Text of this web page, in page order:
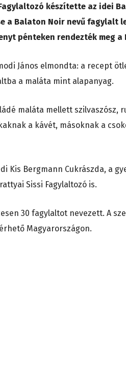
készítette az idei
a Balaton Noir nevű fagylalt
pénteken rendezték meg
János elmondta: a recept
a maláta mint alapanyag.
maláta mellett szilvaszósz,
a kávét, másoknak a
Kis Bergmann Cukrászda, a
Sissi Fagylaltozó is.
30 fagylaltot nevezett. A
Magyarországon.